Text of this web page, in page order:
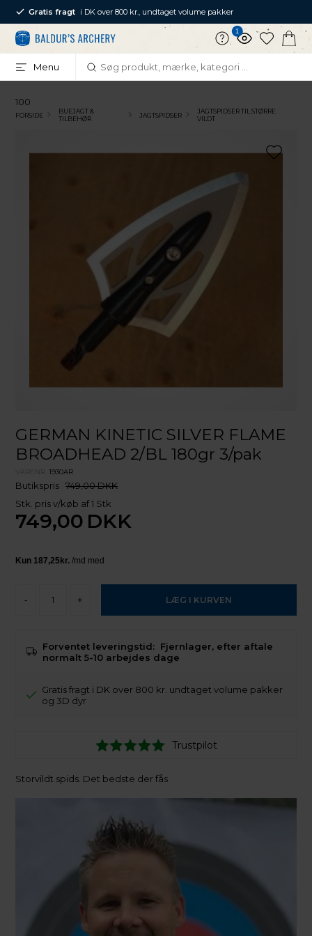
Gratis fragt i DK over 800 kr., undtaget volume pakker
1
Menu
100
FORSIDE
BUEJAGT &
TILBEHØR
JAGTSPIDSER
JAGTSPIDSER TIL STØRRE
VILDT
GERMAN KINETIC SILVER FLAME
BROADHEAD 2/BL 180gr 3/pak
1930AR
Butikspris 749,00 DKK
Stk. pris v/køb af 1 Stk
749,00 DKK
- +
Forventet leveringstid: Fjernlager, efter aftale
normalt 5-10 arbejdes dage
Gratis fragt i DK over 800 kr. undtaget volume pakker
og 3D dyr
Trustpilot
Storvildt spids. Det bedste der fås